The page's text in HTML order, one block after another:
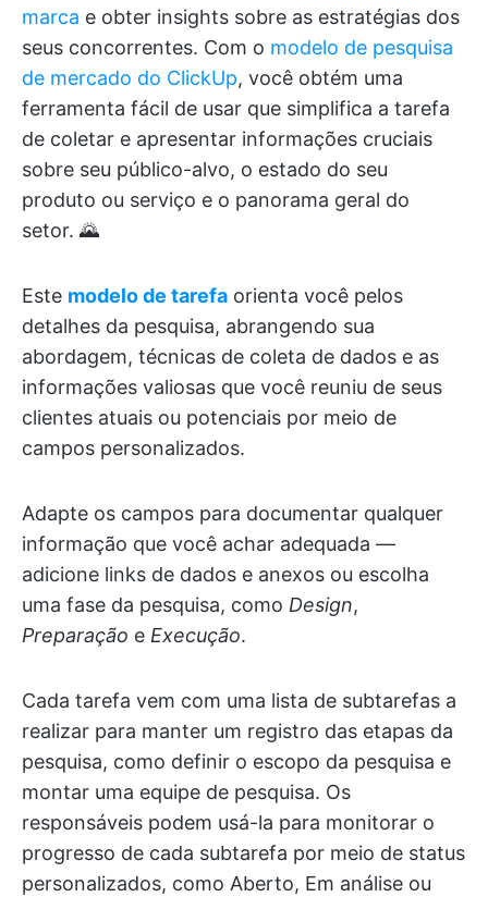
marca e obter insights sobre as estratégias dos
seus concorrentes. Com o modelo de pesquisa
de mercado do ClickUp, você obtém uma
ferramenta fácil de usar que simplifica a tarefa
de coletar e apresentar informações cruciais
sobre seu público-alvo, o estado do seu
produto ou serviço e o panorama geral do
setor. 🌄
Este modelo de tarefa orienta você pelos
detalhes da pesquisa, abrangendo sua
abordagem, técnicas de coleta de dados e as
informações valiosas que você reuniu de seus
clientes atuais ou potenciais por meio de
campos personalizados.
Adapte os campos para documentar qualquer
informação que você achar adequada —
adicione links de dados e anexos ou escolha
uma fase da pesquisa, como Design,
Preparação e Execução.
Cada tarefa vem com uma lista de subtarefas a
realizar para manter um registro das etapas da
pesquisa, como definir o escopo da pesquisa e
montar uma equipe de pesquisa. Os
responsáveis podem usá-la para monitorar o
progresso de cada subtarefa por meio de status
personalizados, como Aberto, Em análise ou